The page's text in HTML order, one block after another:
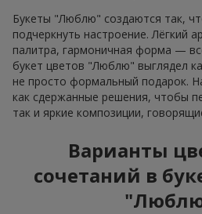
Букеты "Люблю" создаются так,
подчеркнуть настроение. Лёгкий
палитра, гармоничная форма —
букет цветов "Люблю" выглядел
не просто формальный подарок.
как сдержанные решения, чтобы
так и яркие композиции,
Варианты
сочетаний в